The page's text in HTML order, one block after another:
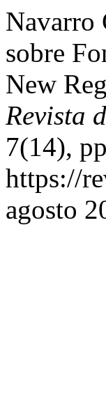
Navarro
sobre
New
Revista
7(14),
https://
agosto